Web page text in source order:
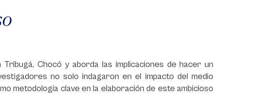
Chocó y aborda las implicaciones de hacer un
no solo indagaron en el impacto del medio
metodología clave en la elaboración de este ambicioso